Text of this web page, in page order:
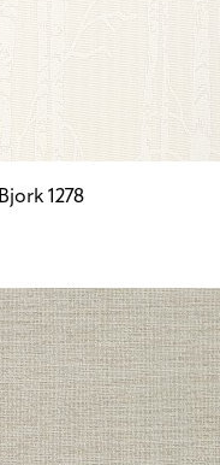
Bjork 1278